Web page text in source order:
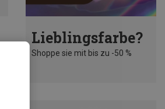
Lieblingsfarbe?
Shoppe sie mit bis zu -50 %